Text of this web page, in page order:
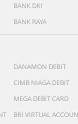
BANK DKI
BANK RAYA
DANAMON DEBIT
CIMB NIAGA DEBIT
MEGA DEBIT CARD
BRI VIRTUAL